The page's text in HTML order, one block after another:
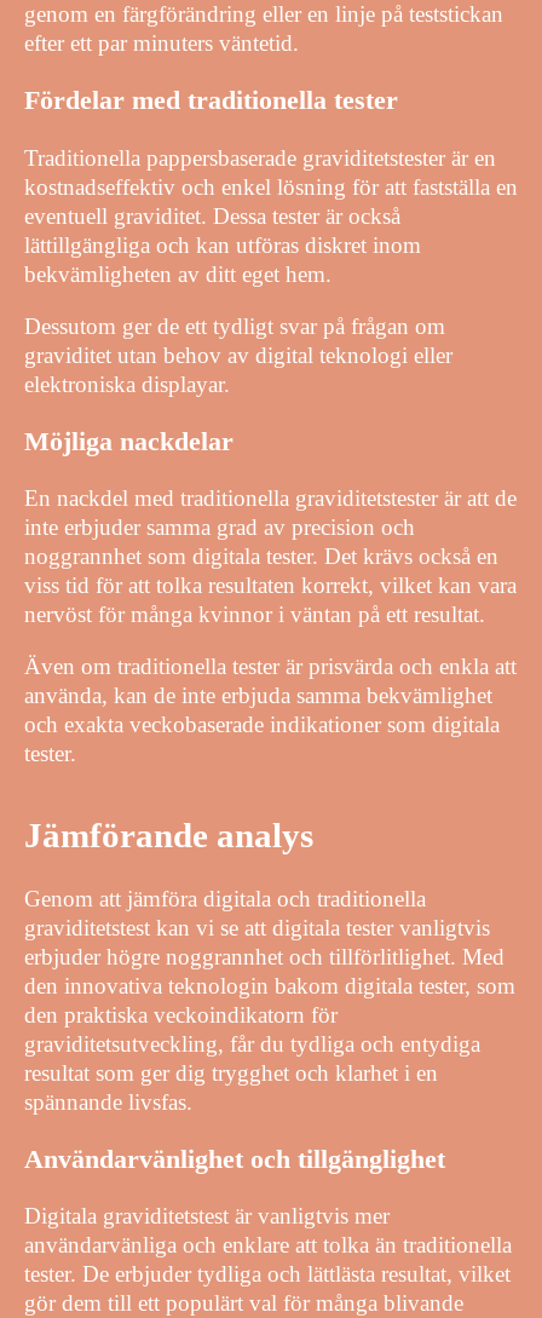
genom en färgförändring eller en linje på teststickan
efter ett par minuters väntetid.
Fördelar med traditionella tester
Traditionella pappersbaserade graviditetstester är en
kostnadseffektiv och enkel lösning för att fastställa en
eventuell graviditet. Dessa tester är också
lättillgängliga och kan utföras diskret inom
bekvämligheten av ditt eget hem.
Dessutom ger de ett tydligt svar på frågan om
graviditet utan behov av digital teknologi eller
elektroniska displayar.
Möjliga nackdelar
En nackdel med traditionella graviditetstester är att de
inte erbjuder samma grad av precision och
noggrannhet som digitala tester. Det krävs också en
viss tid för att tolka resultaten korrekt, vilket kan vara
nervöst för många kvinnor i väntan på ett resultat.
Även om traditionella tester är prisvärda och enkla att
använda, kan de inte erbjuda samma bekvämlighet
och exakta veckobaserade indikationer som digitala
tester.
Jämförande analys
Genom att jämföra digitala och traditionella
graviditetstest kan vi se att digitala tester vanligtvis
erbjuder högre noggrannhet och tillförlitlighet. Med
den innovativa teknologin bakom digitala tester, som
den praktiska veckoindikatorn för
graviditetsutveckling, får du tydliga och entydiga
resultat som ger dig trygghet och klarhet i en
spännande livsfas.
Användarvänlighet och tillgänglighet
Digitala graviditetstest är vanligtvis mer
användarvänliga och enklare att tolka än traditionella
tester. De erbjuder tydliga och lättlästa resultat, vilket
gör dem till ett populärt val för många blivande